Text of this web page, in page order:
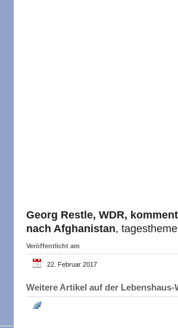
Georg Restle, WDR,
nach Afghanistan,
Veröffentlicht am
22. Februar 2017
Weitere Artikel auf der